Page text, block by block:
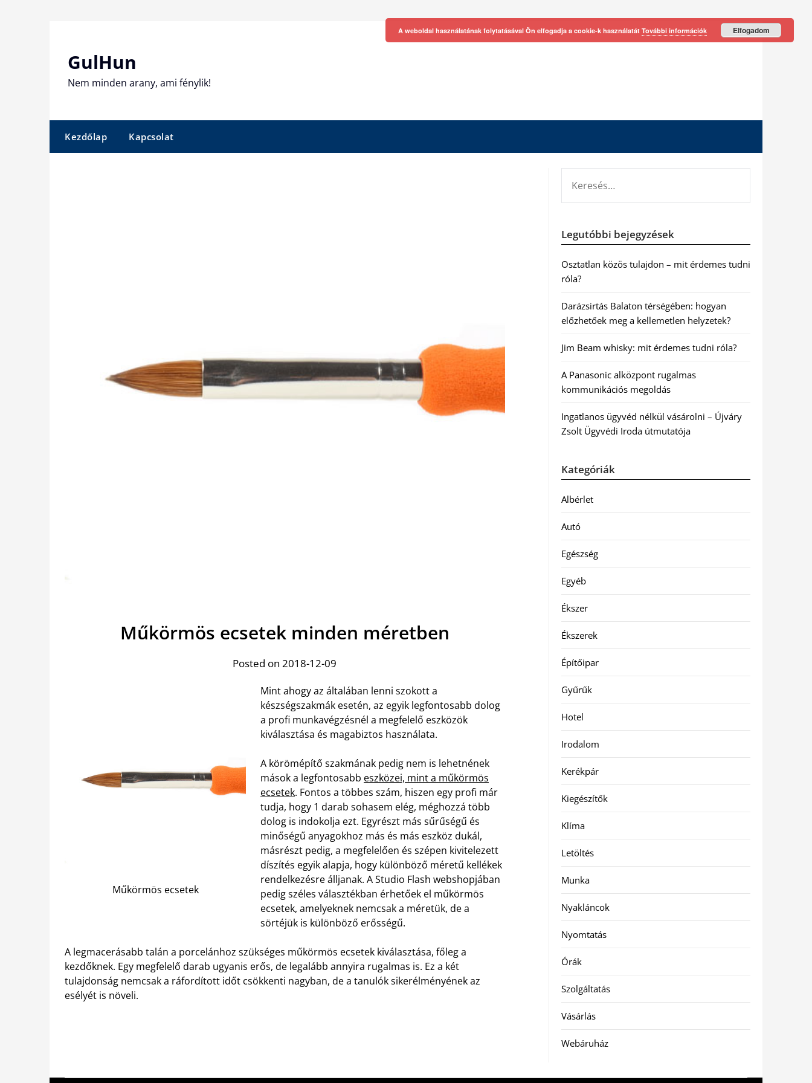
GulHun
Nem minden arany, ami fénylik!
Kezdőlap Kapcsolat
Műkörmös ecsetek minden méretben
Posted on 2018-12-09
Műkörmös ecsetek
Mint ahogy az általában lenni szokott a
készségszakmák esetén, az egyik legfontosabb dolog
a profi munkavégzésnél a megfelelő eszközök
kiválasztása és magabiztos használata.
A körömépítő szakmának pedig nem is lehetnének
mások a legfontosabb eszközei, mint a műkörmös
ecsetek. Fontos a többes szám, hiszen egy profi már
tudja, hogy 1 darab sohasem elég, méghozzá több
dolog is indokolja ezt. Egyrészt más sűrűségű és
minőségű anyagokhoz más és más eszköz dukál,
másrészt pedig, a megfelelően és szépen kivitelezett
díszítés egyik alapja, hogy különböző méretű kellékek
rendelkezésre álljanak. A Studio Flash webshopjában
pedig széles választékban érhetőek el műkörmös
ecsetek, amelyeknek nemcsak a méretük, de a
sörtéjük is különböző erősségű.
A legmacerásabb talán a porcelánhoz szükséges műkörmös ecsetek kiválasztása, főleg a
kezdőknek. Egy megfelelő darab ugyanis erős, de legalább annyira rugalmas is. Ez a két
tulajdonság nemcsak a ráfordított időt csökkenti nagyban, de a tanulók sikerélményének az
esélyét is növeli.
Legutóbbi bejegyzések
Osztatlan közös tulajdon – mit érdemes tudni
róla?
Darázsirtás Balaton térségében: hogyan
előzhetőek meg a kellemetlen helyzetek?
Jim Beam whisky: mit érdemes tudni róla?
A Panasonic alközpont rugalmas
kommunikációs megoldás
Ingatlanos ügyvéd nélkül vásárolni – Újváry
Zsolt Ügyvédi Iroda útmutatója
Kategóriák
Albérlet
Autó
Egészség
Egyéb
Ékszer
Ékszerek
Építőipar
Gyűrűk
Hotel
Irodalom
Kerékpár
Kiegészítők
Klíma
Letöltés
Munka
Nyakláncok
Nyomtatás
Órák
Szolgáltatás
Vásárlás
Webáruház
A weboldal használatának folytatásával Ön elfogadja a cookie-k használatát További információk Elfogadom